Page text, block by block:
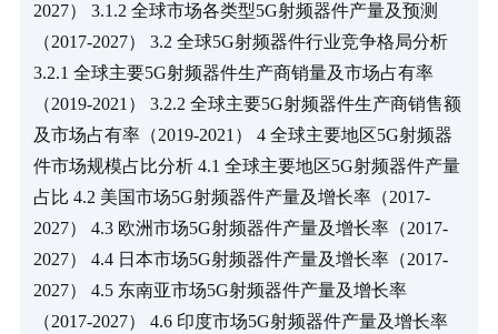
2027） 3.1.2 全球市场各类型5G射频器件产量及预测
（2017-2027） 3.2 全球5G射频器件行业竞争格局分析
3.2.1 全球主要5G射频器件生产商销量及市场占有率
（2019-2021） 3.2.2 全球主要5G射频器件生产商销售额
及市场占有率（2019-2021） 4 全球主要地区5G射频器
件市场规模占比分析 4.1 全球主要地区5G射频器件产量
占比 4.2 美国市场5G射频器件产量及增长率（2017-
2027） 4.3 欧洲市场5G射频器件产量及增长率（2017-
2027） 4.4 日本市场5G射频器件产量及增长率（2017-
2027） 4.5 东南亚市场5G射频器件产量及增长率
（2017-2027） 4.6 印度市场5G射频器件产量及增长率